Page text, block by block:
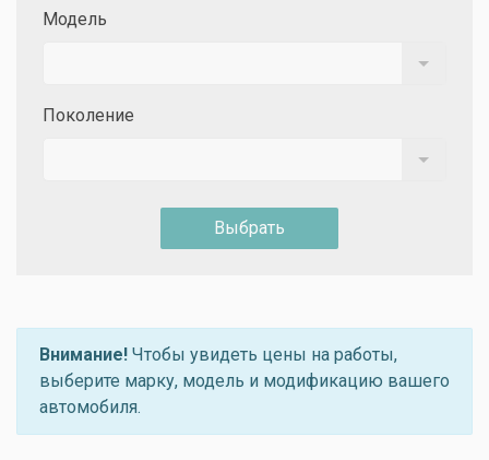
Модель
Поколение
Выбрать
Внимание! Чтобы увидеть цены на работы,
выберите марку, модель и модификацию вашего
автомобиля.